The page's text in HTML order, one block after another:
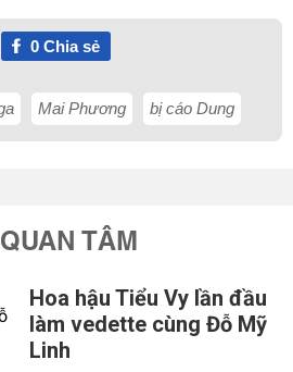
0Chia sẻ
Mai Phương bị cáo Dung
TÂM
Hoa hậu Tiểu Vy lần đầu
làm vedette cùng Đỗ Mỹ
Linh